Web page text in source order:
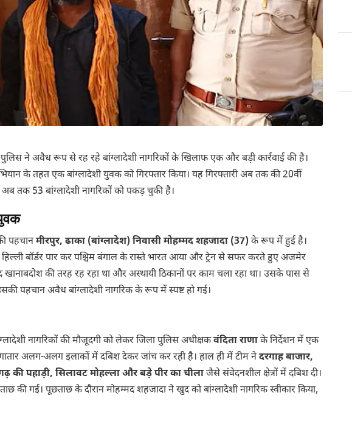
ने अवैध रूप से रह रहे बांग्लादेशी नागरिकों के खिलाफ एक और बड़ी कार्रवाई की है।
के तहत एक बांग्लादेशी युवक को गिरफ्तार किया। यह गिरफ्तारी अब तक की 20वीं
तक 53 बांग्लादेशी नागरिकों को पकड़ चुकी है।
पहचानमीरपुर, ढाका (बांग्लादेश) निवासीमोहम्मद शहजादा (37) के रूप में हुई है।
बॉर्डर पार कर पश्चिम बंगाल के रास्ते भारत आया और ट्रेन से सफर करते हुए अजमेर
की तरह रह रहा था और अस्थायी ठिकानों पर काम चला रहा था। उसके पास से
पहचान अवैध बांग्लादेशी नागरिक के रूप में स्पष्ट हो गई।
नागरिकों की मौजूदगी को लेकर जिला पुलिस अधीक्षकवंदिता राणाके निर्देशन में एक
अलग-अलग इलाकों में दबिश देकर जांच कर रही है। हाल ही में टीम नेदरगाह बाजार,
की पहाड़ी, सिलावट मोहल्ला और बड़े पीर का चीलाजैसे संवेदनशील क्षेत्रों में दबिश दी।
की गई। पूछताछ के दौरान मोहम्मद शहजादा ने खुद को बांग्लादेशी नागरिक स्वीकार किया,